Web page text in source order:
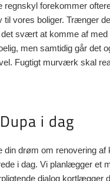
regnskyl forekommer
til vores boliger. Trænger
svært at komme af med
men samtidig går det
Fugtigt murværk skal
i dag
din drøm om renovering
i dag. Vi planlægger et
dialog kortlægger